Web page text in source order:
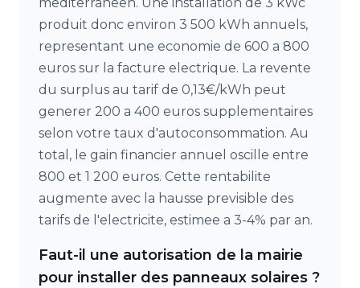
produit donc environ 3 500 kWh annuels,
representant une economie de 600 a 800
euros sur la facture electrique. La revente
du surplus au tarif de 0,13€/kWh peut
generer 200 a 400 euros supplementaires
selon votre taux d'autoconsommation. Au
total, le gain financier annuel oscille entre
800 et 1 200 euros. Cette rentabilite
augmente avec la hausse previsible des
tarifs de l'electricite, estimee a 3-4% par an.
Faut-il une autorisation de la mairie
pour installer des panneaux solaires ?